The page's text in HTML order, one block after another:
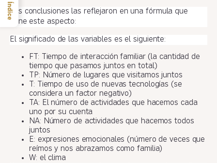
Sus conclusiones las reflejaron en una fórmula que
tiene este aspecto:
El significado de las variables es el siguiente:
FT: Tiempo de interacción familiar (la cantidad de
tiempo que pasamos juntos en total)
TP: Número de lugares que visitamos juntos
T: Tiempo de uso de nuevas tecnologías (se
considera un factor negativo)
TA: El número de actividades que hacemos cada
uno por su cuenta
NA: Número de actividades que hacemos todos
juntos
E: expresiones emocionales (número de veces que
reímos y nos abrazamos como familia)
W: el clima
Índice